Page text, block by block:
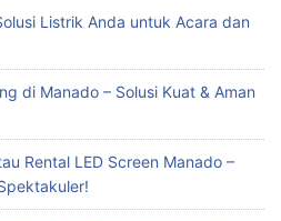
Listrik Anda untuk Acara dan
di Manado – Solusi Kuat & Aman
Rental LED Screen Manado –